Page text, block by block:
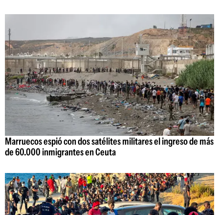
Marruecos espió con dos satélites militares el ingreso de más
de 60.000 inmigrantes en Ceuta